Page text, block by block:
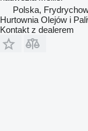
Polska,
Hurtownia Olejów i
Kontakt z dealerem